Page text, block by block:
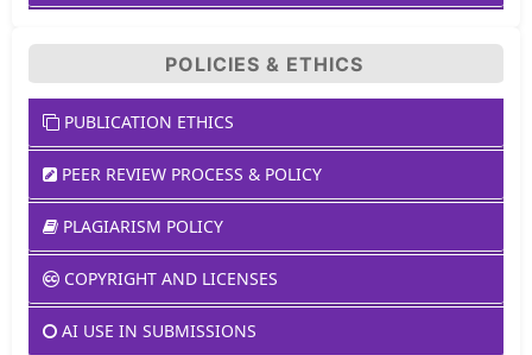
POLICIES & ETHICS
PUBLICATION ETHICS
PEER REVIEW PROCESS & POLICY
PLAGIARISM POLICY
COPYRIGHT AND LICENSES
AI USE IN SUBMISSIONS